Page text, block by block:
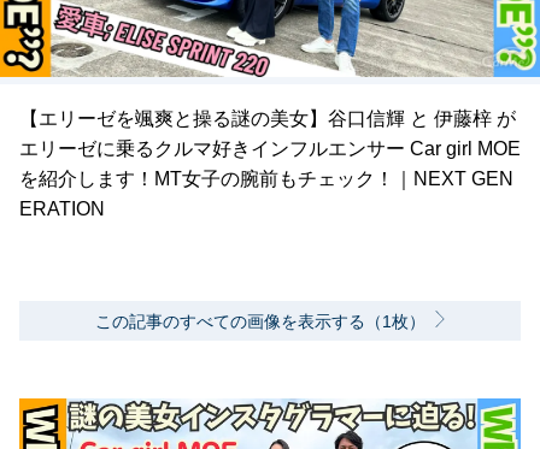
【エリーゼを颯爽と操る謎の美女】谷口信輝 と 伊藤梓 が
エリーゼに乗るクルマ好きインフルエンサー Car girl MOE
を紹介します！MT女子の腕前もチェック！｜NEXT GEN
ERATION
この記事のすべての画像を表示する（1枚）